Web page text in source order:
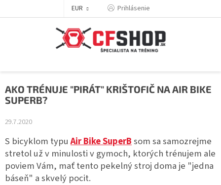
EUR Prihlásenie
AKO TRÉNUJE "PIRÁT" KRIŠTOFIČ NA AIR BIKE
SUPERB?
29.7.2020
S bicyklom typuAir Bike SuperBsom sa samozrejme
stretol už v minulosti v gymoch, ktorých trénujem ale
poviem Vám, mať tento pekelný stroj doma je "jedna
báseň" a skvelý pocit.